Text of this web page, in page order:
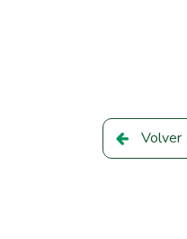
Volver